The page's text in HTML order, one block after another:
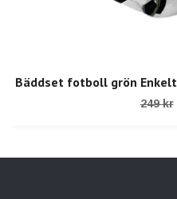
Bäddset fotboll grön
249 kr